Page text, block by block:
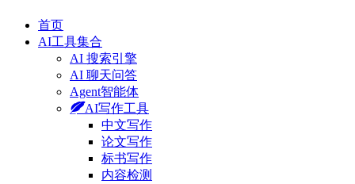
首页
AI工具集合
AI 搜索引擎
AI 聊天问答
Agent智能体
AI写作工具
中文写作
论文写作
标书写作
内容检测